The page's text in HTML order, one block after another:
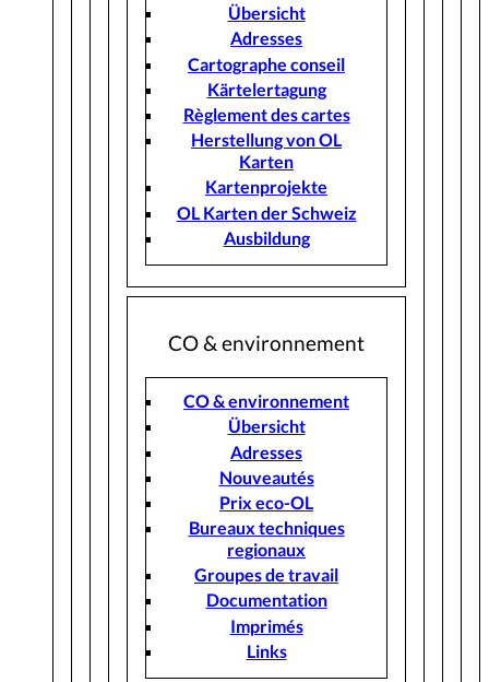
Übersicht
Adresses
Cartographe conseil
Kärtelertagung
Règlement des cartes
Herstellung von OL
Karten
Kartenprojekte
OL Karten der Schweiz
Ausbildung
CO & environnement
CO & environnement
Übersicht
Adresses
Nouveautés
Prix eco-OL
Bureaux techniques
regionaux
Groupes de travail
Documentation
Imprimés
Links